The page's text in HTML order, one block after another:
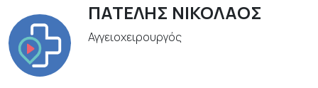
ΠΑΤΕΛΗΣ ΝΙΚΟΛΑΟΣ
Αγγειοχειρουργός